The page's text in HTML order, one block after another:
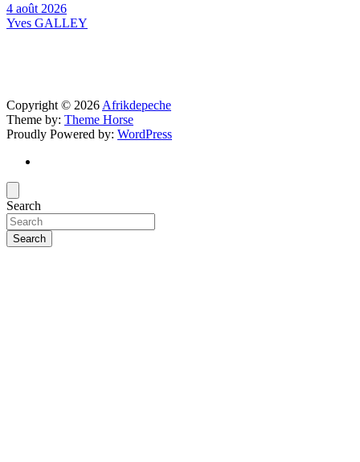
4 août 2026
Yves GALLEY
Copyright © 2026 Afrikdepeche
Theme by: Theme Horse
Proudly Powered by: WordPress
Search
Search